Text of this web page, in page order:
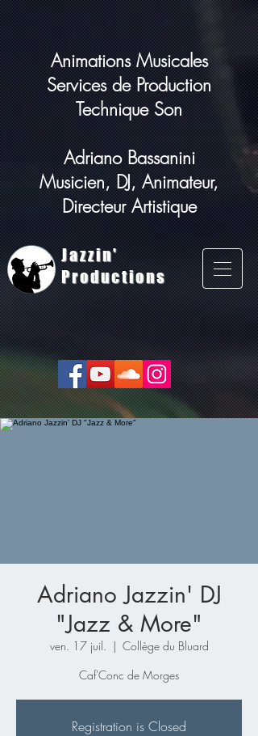
Animations Musicales
Services de Production
Technique Son
Adriano Bassanini
Musicien, DJ, Animateur,
Directeur Artistique
Jazzin'
Productions
Adriano Jazzin' DJ
"Jazz & More"
ven. 17 juil.
  |
Collège du Bluard
Caf'Conc de Morges
Registration is Closed